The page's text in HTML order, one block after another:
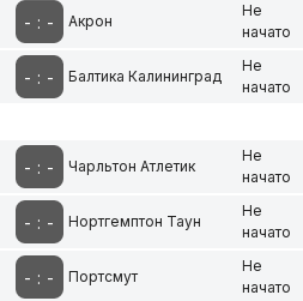
- : - Акрон
Не
начато
- : - Балтика Калининград
Не
начато
- : - Чарльтон Атлетик
Не
начато
- : - Нортгемптон Таун
Не
начато
- : - Портсмут
Не
начато